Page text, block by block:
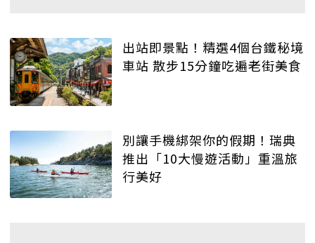
出站即景點！精選4個台鐵秘境
車站 散步15分鐘吃遍老街美食
別讓手機綁架你的假期！瑞典
推出「10大慢遊活動」重溫旅
行美好